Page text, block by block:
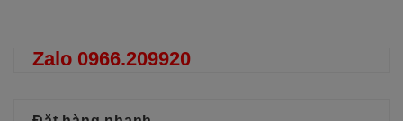
Zalo 0966.209920